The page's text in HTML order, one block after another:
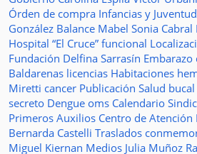
Órden de compra Infancias y
González Balance Mabel Sonia Cabral
Hospital “El Cruce” funcional
Fundación Delfina Sarrasín Embarazo
Baldarenas licencias Habitaciones
Miretti cancer Publicación Salud bucal
secreto Dengue oms Calendario
Primeros Auxilios Centro de Atención
Bernarda Castelli Traslados
Miguel Kiernan Medios Julia Muñoz